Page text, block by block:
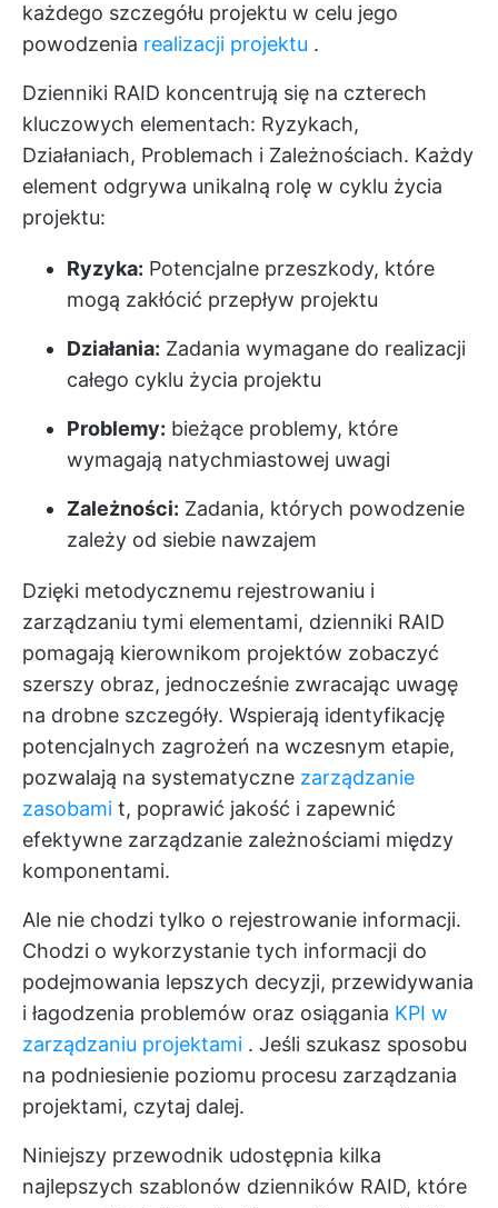
każdego szczegółu projektu w celu jego
powodzenia realizacji projektu .
Dzienniki RAID koncentrują się na czterech
kluczowych elementach: Ryzykach,
Działaniach, Problemach i Zależnościach. Każdy
element odgrywa unikalną rolę w cyklu życia
projektu:
Ryzyka: Potencjalne przeszkody, które
mogą zakłócić przepływ projektu
Działania: Zadania wymagane do realizacji
całego cyklu życia projektu
Problemy: bieżące problemy, które
wymagają natychmiastowej uwagi
Zależności: Zadania, których powodzenie
zależy od siebie nawzajem
Dzięki metodycznemu rejestrowaniu i
zarządzaniu tymi elementami, dzienniki RAID
pomagają kierownikom projektów zobaczyć
szerszy obraz, jednocześnie zwracając uwagę
na drobne szczegóły. Wspierają identyfikację
potencjalnych zagrożeń na wczesnym etapie,
pozwalają na systematyczne zarządzanie
zasobami t, poprawić jakość i zapewnić
efektywne zarządzanie zależnościami między
komponentami.
Ale nie chodzi tylko o rejestrowanie informacji.
Chodzi o wykorzystanie tych informacji do
podejmowania lepszych decyzji, przewidywania
i łagodzenia problemów oraz osiągania KPI w
zarządzaniu projektami . Jeśli szukasz sposobu
na podniesienie poziomu procesu zarządzania
projektami, czytaj dalej.
Niniejszy przewodnik udostępnia kilka
najlepszych szablonów dzienników RAID, które